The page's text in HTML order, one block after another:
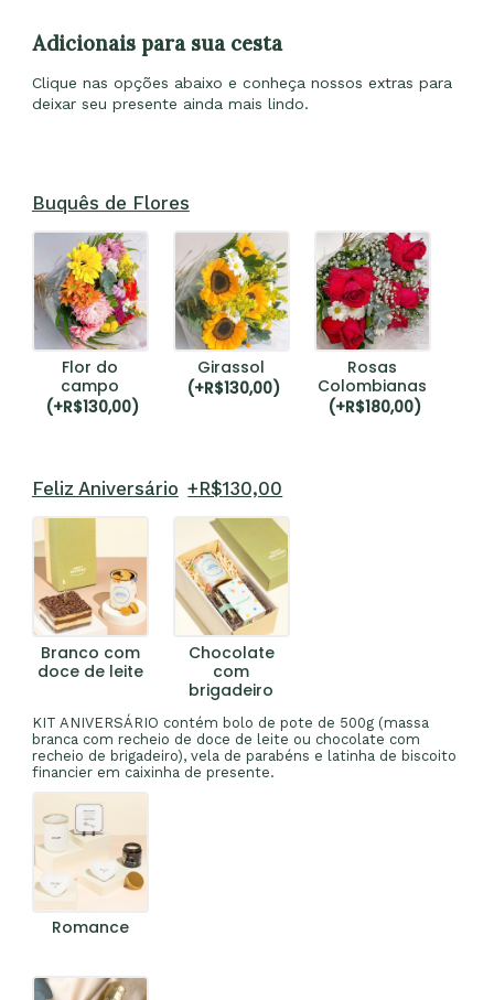
Adicionais para sua cesta
Clique nas opções abaixo e conheça nossos extras para
deixar seu presente ainda mais lindo.
Buquês de Flores
Flor do
campo
(+R$130,00)
Girassol
(+R$130,00)
Rosas
Colombianas
(+R$180,00)
Feliz Aniversário +R$130,00
Branco com
doce de leite
Chocolate
com
brigadeiro
KIT ANIVERSÁRIO contém bolo de pote de 500g (massa
branca com recheio de doce de leite ou chocolate com
recheio de brigadeiro), vela de parabéns e latinha de biscoito
financier em caixinha de presente.
Romance